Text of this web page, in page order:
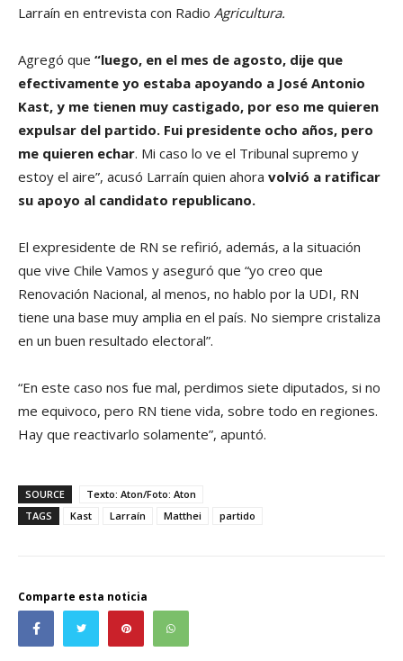
Larraín en entrevista con Radio Agricultura.
Agregó que “luego, en el mes de agosto, dije que
efectivamente yo estaba apoyando a José Antonio
Kast, y me tienen muy castigado, por eso me quieren
expulsar del partido. Fui presidente ocho años, pero
me quieren echar. Mi caso lo ve el Tribunal supremo y
estoy el aire”, acusó Larraín quien ahora volvió a ratificar
su apoyo al candidato republicano.
El expresidente de RN se refirió, además, a la situación
que vive Chile Vamos y aseguró que “yo creo que
Renovación Nacional, al menos, no hablo por la UDI, RN
tiene una base muy amplia en el país. No siempre cristaliza
en un buen resultado electoral”.
“En este caso nos fue mal, perdimos siete diputados, si no
me equivoco, pero RN tiene vida, sobre todo en regiones.
Hay que reactivarlo solamente”, apuntó.
SOURCE
Texto: Aton/Foto: Aton
TAGS
Kast Larraín Matthei partido
Comparte esta noticia